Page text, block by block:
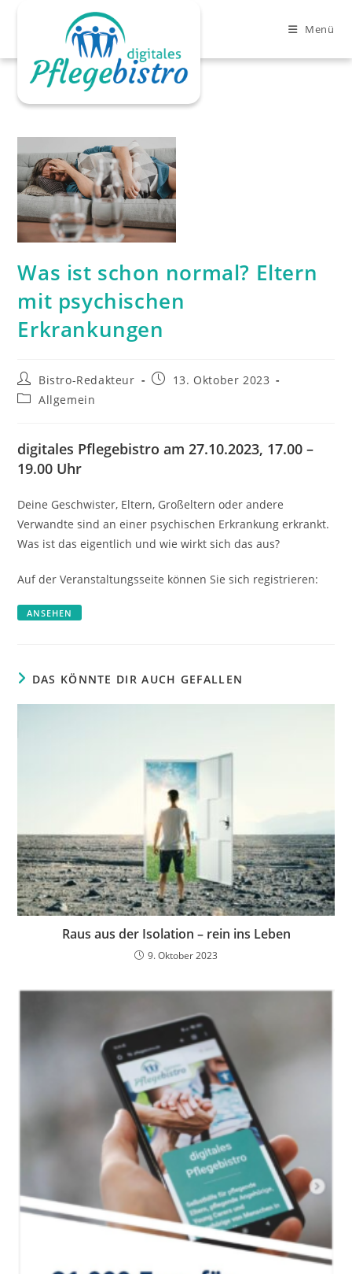
Menü
Was ist schon normal? Eltern
mit psychischen
Erkrankungen
Beitrags-
Autor:
Bistro-Redakteur
Beitrag13. Oktober 2023
Beitrags-
Allgemein
digitales Pflegebistro am 27.10.2023, 17.00 –
19.00 Uhr
Deine Geschwister, Eltern, Großeltern oder andere
Verwandte sind an einer psychischen Erkrankung erkrankt.
Was ist das eigentlich und wie wirkt sich das aus?
Auf der Veranstaltungsseite können Sie sich registrieren:
ANSEHEN
DAS KÖNNTE DIR AUCH GEFALLEN
Raus aus der Isolation – rein ins Leben
9. Oktober 2023